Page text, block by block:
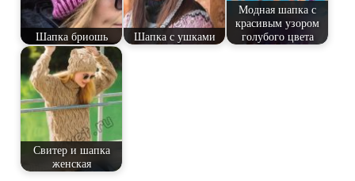
Шапка бриошь Шапка с ушками
Модная шапка с
красивым узором
голубого цвета
Свитер и шапка
женская